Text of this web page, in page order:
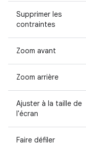
Supprimer les
contraintes
Zoom avant
Zoom arrière
Ajuster à la taille de
l'écran
Faire défiler